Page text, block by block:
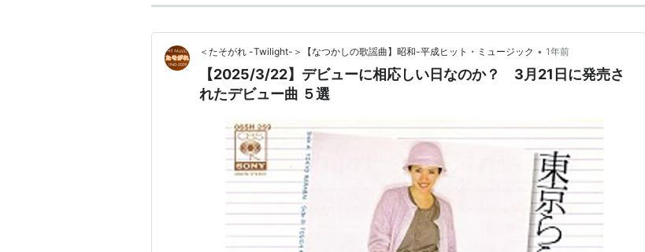
＜たそがれ -Twilight-＞【なつかしの歌謡曲】昭和-平成ヒット・ミュージック • 1年前
【2025/3/22】デビューに相応しい日なのか？ 3月21日に発売さ
れたデビュー曲 ５選